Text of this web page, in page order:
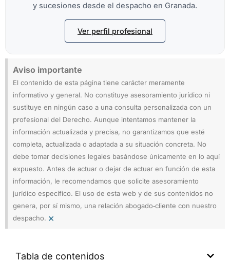
y sucesiones desde el despacho en Granada.
Ver perfil profesional
Aviso importante
El contenido de esta página tiene carácter meramente
informativo y general. No constituye asesoramiento jurídico ni
sustituye en ningún caso a una consulta personalizada con un
profesional del Derecho. Aunque intentamos mantener la
información actualizada y precisa, no garantizamos que esté
completa, actualizada o adaptada a su situación concreta. No
debe tomar decisiones legales basándose únicamente en lo aquí
expuesto. Antes de actuar o dejar de actuar en función de esta
información, le recomendamos que solicite asesoramiento
jurídico específico. El uso de esta web y de sus contenidos no
genera, por sí mismo, una relación abogado‑cliente con nuestro
despacho. ×
Tabla de contenidos